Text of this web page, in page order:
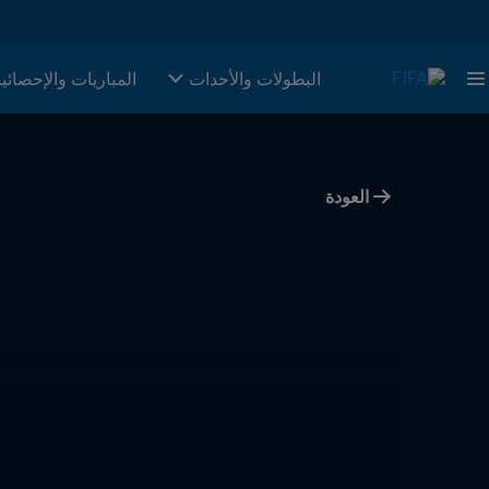
البطولات والأحدات المباريات
العودة